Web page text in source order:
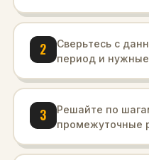
2
Сверьтесь с
период и
3
Решайте по
промежуточные